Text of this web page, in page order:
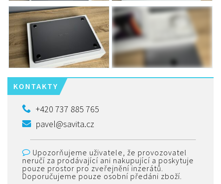
KONTAKTY
+420 737 885 765
pavel@savita.cz
Upozorňujeme uživatele, že provozovatel
neručí za prodávající ani nakupující a poskytuje
pouze prostor pro zveřejnění inzerátů.
Doporučujeme pouze osobní předáni zboží.